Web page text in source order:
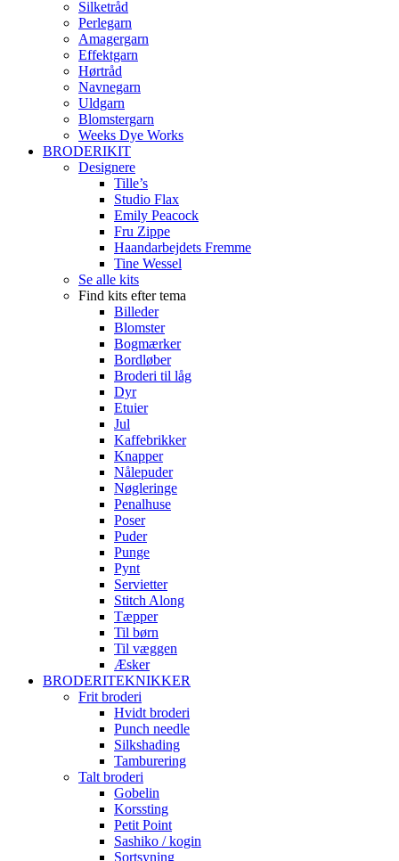
Silketråd
Perlegarn
Amagergarn
Effektgarn
Hørtråd
Navnegarn
Uldgarn
Blomstergarn
Weeks Dye Works
BRODERIKIT
Designere
Tille’s
Studio Flax
Emily Peacock
Fru Zippe
Haandarbejdets Fremme
Tine Wessel
Se alle kits
Find kits efter tema
Billeder
Blomster
Bogmærker
Bordløber
Broderi til låg
Dyr
Etuier
Jul
Kaffebrikker
Knapper
Nålepuder
Nøgleringe
Penalhuse
Poser
Puder
Punge
Pynt
Servietter
Stitch Along
Tæpper
Til børn
Til væggen
Æsker
BRODERITEKNIKKER
Frit broderi
Hvidt broderi
Punch needle
Silkshading
Tamburering
Talt broderi
Gobelin
Korssting
Petit Point
Sashiko / kogin
Sortsyning